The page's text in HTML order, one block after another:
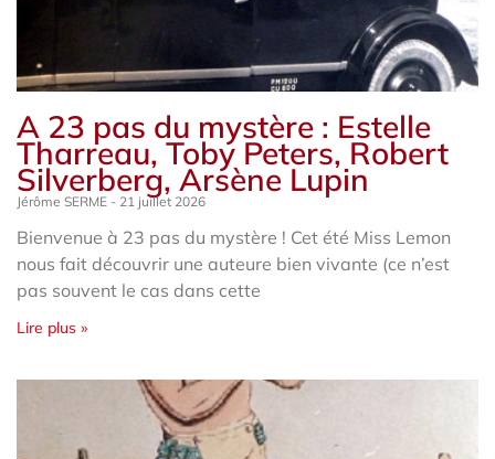
A 23 pas du mystère : Estelle
Tharreau, Toby Peters, Robert
Silverberg, Arsène Lupin
Jérôme SERME 21 juillet 2026
Bienvenue à 23 pas du mystère ! Cet été Miss Lemon
nous fait découvrir une auteure bien vivante (ce n’est
pas souvent le cas dans cette
Lire plus »